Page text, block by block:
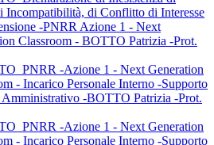
Incompatibilità, di Conflitto di Interesse
-PNRR Azione 1 - Next
Classroom - BOTTO Patrizia -Prot.
-Azione 1 - Next Generation
- Incarico Personale Interno -Supporto
Amministrativo -BOTTO Patrizia -Prot.
-Azione 1 - Next Generation
- Incarico Personale Interno -Supporto